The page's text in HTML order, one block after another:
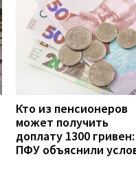
Кто из пенсионеров
может получить
доплату 1300
ПФУ объяснили